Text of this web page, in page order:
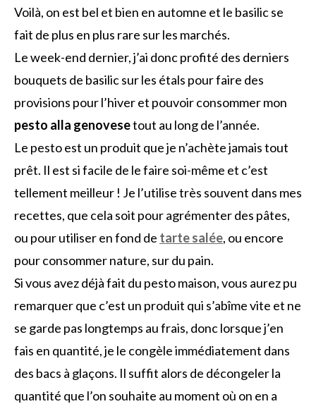
Voilà, on est bel et bien en automne et le basilic se
fait de plus en plus rare sur les marchés.
Le week-end dernier, j’ai donc profité des derniers
bouquets de basilic sur les étals pour faire des
provisions pour l’hiver et pouvoir consommer mon
pesto alla genovesetout au long de l’année.
Le pesto est un produit que je n’achète jamais tout
prêt. Il est si facile de le faire soi-même et c’est
tellement meilleur ! Je l’utilise très souvent dans mes
recettes, que cela soit pour agrémenter des pâtes,
ou pour utiliser en fond de tarte salée, ou encore
pour consommer nature, sur du pain.
Si vous avez déjà fait du pesto maison, vous aurez pu
remarquer que c’est un produit qui s’abîme vite et ne
se garde pas longtemps au frais, donc lorsque j’en
fais en quantité, je le congèle immédiatement dans
des bacs à glaçons. Il suffit alors de décongeler la
quantité que l’on souhaite au moment où on en a